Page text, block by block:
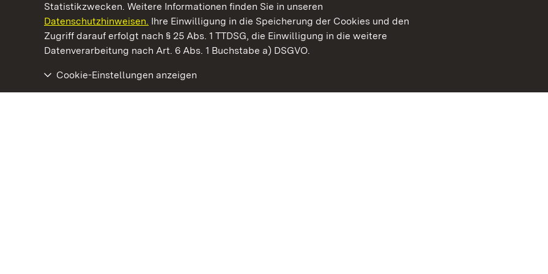
Statistikzwecken. Weitere Informationen finden Sie in unseren
Datenschutzhinweisen. Ihre Einwilligung in die Speicherung der Cookies und den
Zugriff darauf erfolgt nach § 25 Abs. 1 TTDSG, die Einwilligung in die weitere
Datenverarbeitung nach Art. 6 Abs. 1 Buchstabe a) DSGVO.
Cookie-Einstellungen anzeigen
Kommen. Staunen. Genießen.